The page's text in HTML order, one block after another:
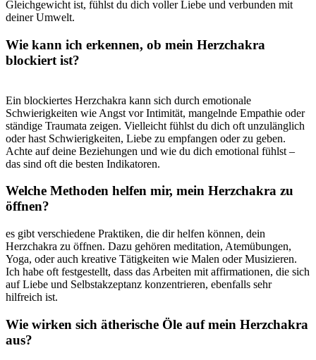
Gleichgewicht ist, ‌fühlst du dich ‌voller Liebe und verbunden mit
deiner Umwelt.
Wie kann ⁣ich erkennen,⁣ ob mein Herzchakra
‌blockiert ist?
Ein ⁣blockiertes Herzchakra kann ‌sich durch emotionale
Schwierigkeiten wie Angst‍ vor ​Intimität, mangelnde Empathie oder
ständige ‌Traumata zeigen. Vielleicht ‌fühlst ‌du dich ​oft unzulänglich⁤
oder hast Schwierigkeiten, Liebe zu empfangen oder zu geben.
Achte auf deine ⁤Beziehungen ⁣und wie du dich emotional ⁣fühlst –
das sind oft‍ die besten Indikatoren.
Welche Methoden helfen mir,​ mein Herzchakra zu
öffnen?
es gibt verschiedene Praktiken, die dir helfen können, ‌dein
‌Herzchakra zu öffnen. Dazu⁤ gehören meditation, Atemübungen,​
Yoga, oder auch⁤ kreative⁢ Tätigkeiten wie Malen ‍oder Musizieren.
⁢Ich habe oft festgestellt, dass⁢ das Arbeiten ⁤mit affirmationen, ‍die sich⁢
auf‌ Liebe und Selbstakzeptanz konzentrieren, ⁤ebenfalls sehr
hilfreich ist.
Wie‌ wirken sich ätherische Öle auf ⁣mein ⁢Herzchakra
aus?